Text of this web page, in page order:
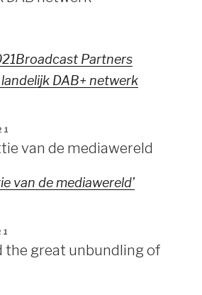
Partners
DAB+ netwerk
van de mediawereld
van de mediawereld’
the great unbundling of